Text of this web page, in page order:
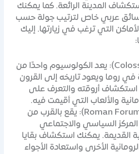
المدينة الرائعة. كما يمكنك
عربي خاص لترتيب جولة حسب
التي ترغب في زيارتها. إليك
الكولوسيوم (Colosseum): يعد الكولوسيوم واحدًا من
في روما ويعود تاريخه إلى القرون
استكشاف أروقته والتعرف على
والألعاب التي أقيمت فيه.
المركز السياسي والاجتماعي
القديمة. يمكنك استكشاف بقايا
الأخرى واستعادة الأجواء